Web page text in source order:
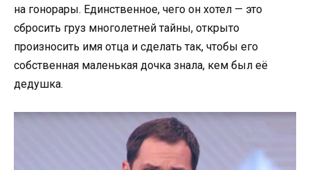
на гонорары. Единственное, чего он хотел — это
сбросить груз многолетней тайны, открыто
произносить имя отца и сделать так, чтобы его
собственная маленькая дочка знала, кем был её
дедушка.